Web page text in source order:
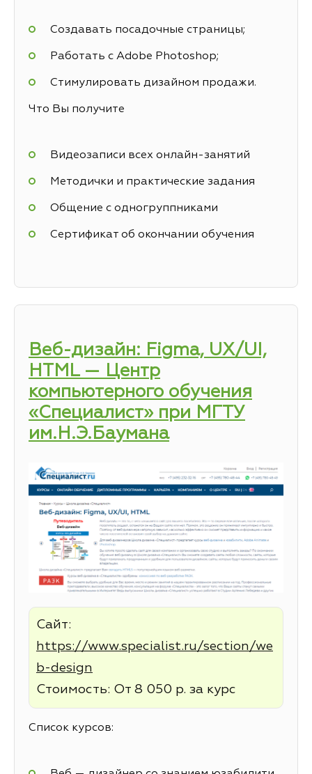
Создавать посадочные страницы;
Работать с Adobe Photoshop;
Стимулировать дизайном продажи.
Что Вы получите
Видеозаписи всех онлайн-занятий
Методички и практические задания
Общение с одногруппниками
Сертификат об окончании обучения
Веб-дизайн: Figma, UX/UI,
HTML — Центр
компьютерного обучения
«Специалист» при МГТУ
им.Н.Э.Баумана
Сайт:
https://www.specialist.ru/section/we
b-design
Стоимость: От 8 050 р. за курс
Список курсов: